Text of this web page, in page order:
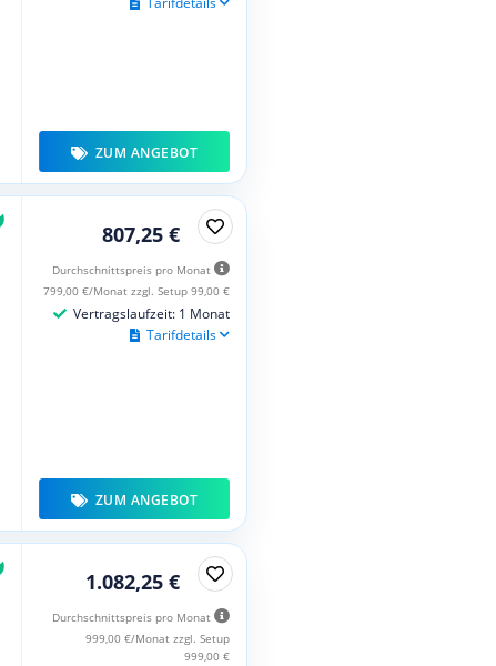
ZUM ANGEBOT
807,25 €
Durchschnittspreis pro Monat
799,00 €/Monat zzgl. Setup 99,00 €
Vertragslaufzeit: 1 Monat
Tarifdetails
ZUM ANGEBOT
1.082,25 €
Durchschnittspreis pro Monat
999,00 €/Monat zzgl. Setup
999,00 €